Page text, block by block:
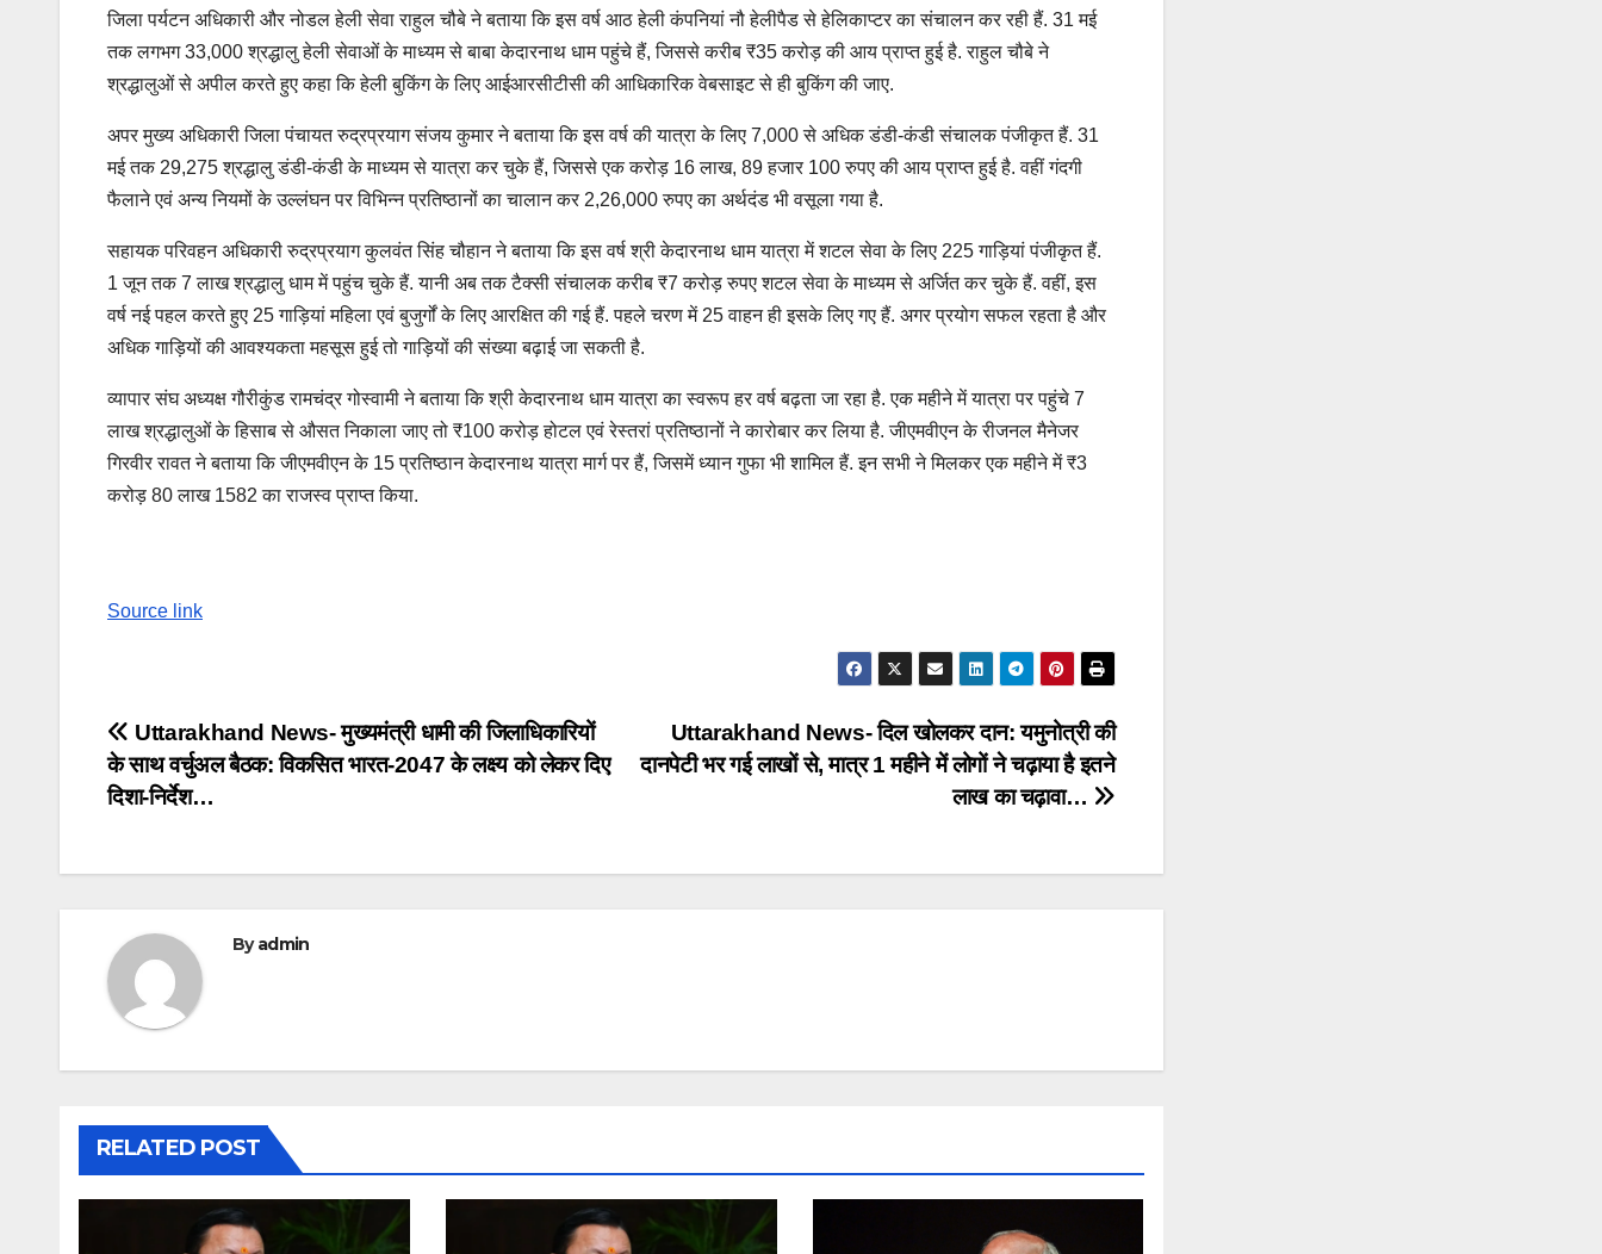
जिला पर्यटन अधिकारी और नोडल हेली सेवा राहुल चौबे ने बताया कि इस वर्ष आठ हेली कंपनियां नौ हेलीपैड से हेलिकाप्टर का संचालन कर रही हैं. 31 मई
तक लगभग 33,000 श्रद्धालु हेली सेवाओं के माध्यम से बाबा केदारनाथ धाम पहुंचे हैं, जिससे करीब ₹35 करोड़ की आय प्राप्त हुई है. राहुल चौबे ने
श्रद्धालुओं से अपील करते हुए कहा कि हेली बुकिंग के लिए आईआरसीटीसी की आधिकारिक वेबसाइट से ही बुकिंग की जाए.
अपर मुख्य अधिकारी जिला पंचायत रुद्रप्रयाग संजय कुमार ने बताया कि इस वर्ष की यात्रा के लिए 7,000 से अधिक डंडी-कंडी संचालक पंजीकृत हैं. 31
मई तक 29,275 श्रद्धालु डंडी-कंडी के माध्यम से यात्रा कर चुके हैं, जिससे एक करोड़ 16 लाख, 89 हजार 100 रुपए की आय प्राप्त हुई है. वहीं गंदगी
फैलाने एवं अन्य नियमों के उल्लंघन पर विभिन्न प्रतिष्ठानों का चालान कर 2,26,000 रुपए का अर्थदंड भी वसूला गया है.
सहायक परिवहन अधिकारी रुद्रप्रयाग कुलवंत सिंह चौहान ने बताया कि इस वर्ष श्री केदारनाथ धाम यात्रा में शटल सेवा के लिए 225 गाड़ियां पंजीकृत हैं.
1 जून तक 7 लाख श्रद्धालु धाम में पहुंच चुके हैं. यानी अब तक टैक्सी संचालक करीब ₹7 करोड़ रुपए शटल सेवा के माध्यम से अर्जित कर चुके हैं. वहीं, इस
वर्ष नई पहल करते हुए 25 गाड़ियां महिला एवं बुजुर्गों के लिए आरक्षित की गई हैं. पहले चरण में 25 वाहन ही इसके लिए गए हैं. अगर प्रयोग सफल रहता है और
अधिक गाड़ियों की आवश्यकता महसूस हुई तो गाड़ियों की संख्या बढ़ाई जा सकती है.
व्यापार संघ अध्यक्ष गौरीकुंड रामचंद्र गोस्वामी ने बताया कि श्री केदारनाथ धाम यात्रा का स्वरूप हर वर्ष बढ़ता जा रहा है. एक महीने में यात्रा पर पहुंचे 7
लाख श्रद्धालुओं के हिसाब से औसत निकाला जाए तो ₹100 करोड़ होटल एवं रेस्तरां प्रतिष्ठानों ने कारोबार कर लिया है. जीएमवीएन के रीजनल मैनेजर
गिरवीर रावत ने बताया कि जीएमवीएन के 15 प्रतिष्ठान केदारनाथ यात्रा मार्ग पर हैं, जिसमें ध्यान गुफा भी शामिल हैं. इन सभी ने मिलकर एक महीने में ₹3
करोड़ 80 लाख 1582 का राजस्व प्राप्त किया.
Source link
Post
navigation
Uttarakhand News- दिल खोलकर दान: यमुनोत्री की
दानपेटी भर गई लाखों से, मात्र 1 महीने में लोगों ने चढ़ाया है इतने
लाख का चढ़ावा…
Uttarakhand News- मुख्यमंत्री धामी की जिलाधिकारियों
के साथ वर्चुअल बैठक: विकसित भारत-2047 के लक्ष्य को लेकर दिए
दिशा-निर्देश…
Byadmin
RELATED POST